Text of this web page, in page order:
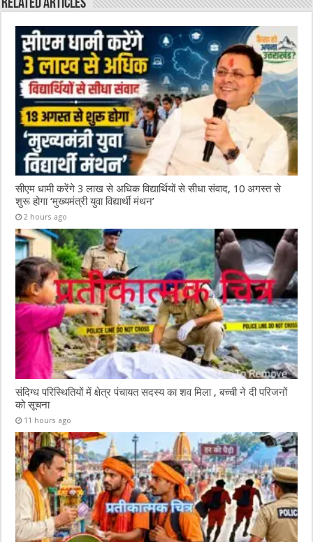
o
k
p
Related Articles
सीएम धामी करेंगे 3 लाख से अधिक विद्यार्थियों से सीधा संवाद, 10 अगस्त से
शुरू होगा ‘मुख्यमंत्री युवा विद्यार्थी मंथन’
2 hours ago
संदिग्ध परिस्थितियों में क्षेत्र पंचायत सदस्य का शव मिला , बच्ची ने दी परिजनों
को सूचना
11 hours ago